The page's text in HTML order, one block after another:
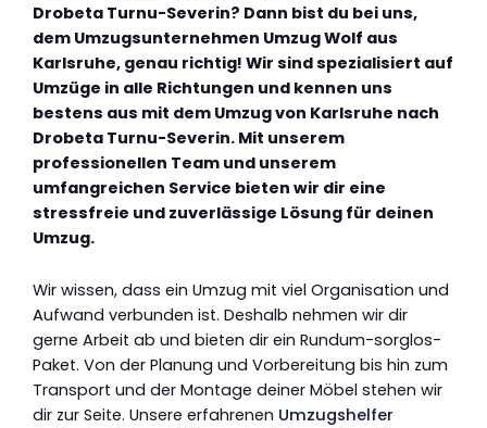
Drobeta Turnu-Severin? Dann bist du bei uns,
dem Umzugsunternehmen Umzug Wolf aus
Karlsruhe, genau richtig! Wir sind spezialisiert auf
Umzüge in alle Richtungen und kennen uns
bestens aus mit dem Umzug von Karlsruhe nach
Drobeta Turnu-Severin. Mit unserem
professionellen Team und unserem
umfangreichen Service bieten wir dir eine
stressfreie und zuverlässige Lösung für deinen
Umzug.
Wir wissen, dass ein Umzug mit viel Organisation und
Aufwand verbunden ist. Deshalb nehmen wir dir
gerne Arbeit ab und bieten dir ein Rundum-sorglos-
Paket. Von der Planung und Vorbereitung bis hin zum
Transport und der Montage deiner Möbel stehen wir
dir zur Seite. Unsere erfahrenen Umzugshelfer